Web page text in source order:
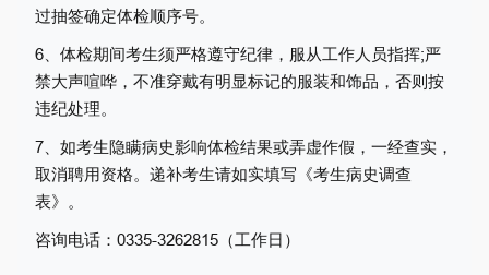
过抽签确定体检顺序号。
6、体检期间考生须严格遵守纪律，服从工作人员指挥;严
禁大声喧哗，不准穿戴有明显标记的服装和饰品，否则按
违纪处理。
7、如考生隐瞒病史影响体检结果或弄虚作假，一经查实，
取消聘用资格。 递补考生请如实填写《考生病史调查
表》。
咨询电话： 0335-3262815（工作日）